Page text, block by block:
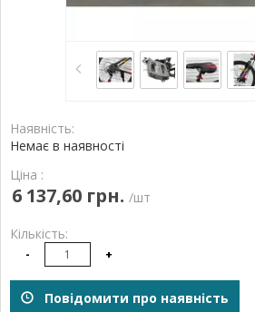
Наявність:
Немає в наявності
Ціна :
6 137,60 грн. /шт
Кількість:
- +
Повідомити про наявність